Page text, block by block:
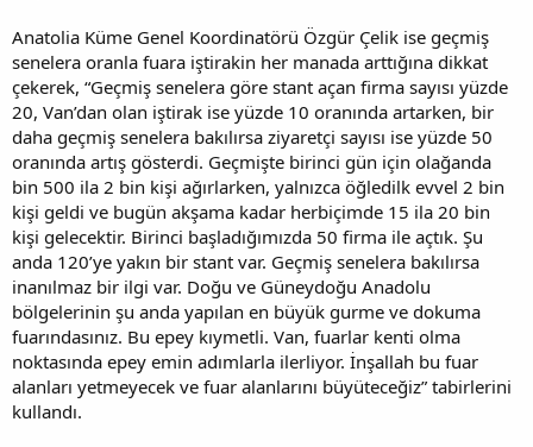
Anatolia Küme Genel Koordinatörü Özgür Çelik ise geçmiş
senelera oranla fuara iştirakin her manada arttığına dikkat
çekerek, “Geçmiş senelera göre stant açan firma sayısı yüzde
20, Van’dan olan iştirak ise yüzde 10 oranında artarken, bir
daha geçmiş senelera bakılırsa ziyaretçi sayısı ise yüzde 50
oranında artış gösterdi. Geçmişte birinci gün için olağanda
bin 500 ila 2 bin kişi ağırlarken, yalnızca öğledilk evvel 2 bin
kişi geldi ve bugün akşama kadar herbiçimde 15 ila 20 bin
kişi gelecektir. Birinci başladığımızda 50 firma ile açtık. Şu
anda 120’ye yakın bir stant var. Geçmiş senelera bakılırsa
inanılmaz bir ilgi var. Doğu ve Güneydoğu Anadolu
bölgelerinin şu anda yapılan en büyük gurme ve dokuma
fuarındasınız. Bu epey kıymetli. Van, fuarlar kenti olma
noktasında epey emin adımlarla ilerliyor. İnşallah bu fuar
alanları yetmeyecek ve fuar alanlarını büyüteceğiz” tabirlerini
kullandı.